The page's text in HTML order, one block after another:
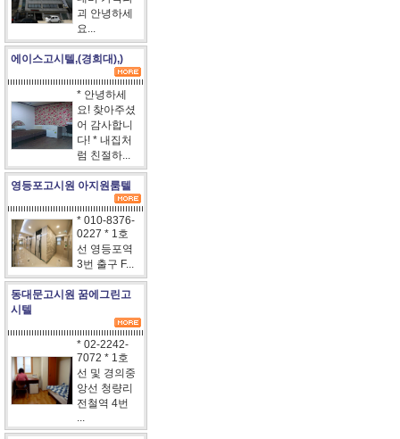
괴 안녕하세
요...
에이스고시텔,(경희대),)
* 안녕하세
요! 찾아주셨
어 감사합니
다! * 내집처
럼 친절하...
영등포고시원 아지원룸텔
* 010-8376-
0227 * 1호
선 영등포역
3번 출구 F...
동대문고시원 꿈에그린고
시텔
* 02-2242-
7072 * 1호
선 및 경의중
앙선 청량리
전철역 4번
...